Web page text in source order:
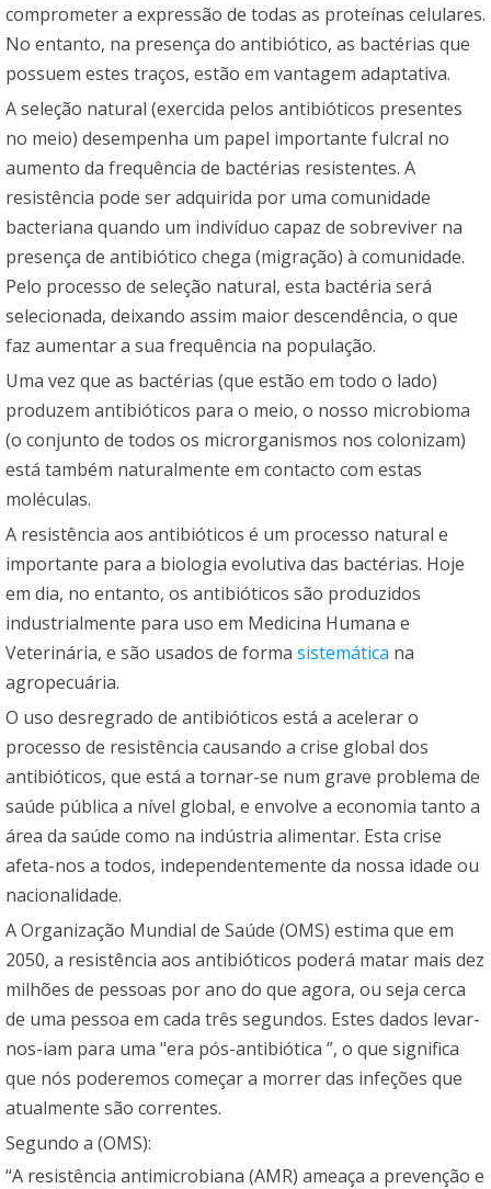
comprometer a expressão de todas as proteínas celulares.
No entanto, na presença do antibiótico, as bactérias que
possuem estes traços, estão em vantagem adaptativa.
A seleção natural (exercida pelos antibióticos presentes
no meio) desempenha um papel importante fulcral no
aumento da frequência de bactérias resistentes. A
resistência pode ser adquirida por uma comunidade
bacteriana quando um indivíduo capaz de sobreviver na
presença de antibiótico chega (migração) à comunidade.
Pelo processo de seleção natural, esta bactéria será
selecionada, deixando assim maior descendência, o que
faz aumentar a sua frequência na população.
Uma vez que as bactérias (que estão em todo o lado)
produzem antibióticos para o meio, o nosso microbioma
(o conjunto de todos os microrganismos nos colonizam)
está também naturalmente em contacto com estas
moléculas.
A resistência aos antibióticos é um processo natural e
importante para a biologia evolutiva das bactérias. Hoje
em dia, no entanto, os antibióticos são produzidos
industrialmente para uso em Medicina Humana e
Veterinária, e são usados de forma sistemática na
agropecuária.
O uso desregrado de antibióticos está a acelerar o
processo de resistência causando a crise global dos
antibióticos, que está a tornar-se num grave problema de
saúde pública a nível global, e envolve a economia tanto a
área da saúde como na indústria alimentar. Esta crise
afeta-nos a todos, independentemente da nossa idade ou
nacionalidade.
A Organização Mundial de Saúde (OMS) estima que em
2050, a resistência aos antibióticos poderá matar mais dez
milhões de pessoas por ano do que agora, ou seja cerca
de uma pessoa em cada três segundos. Estes dados levar-
nos-iam para uma "era pós-antibiótica ”, o que significa
que nós poderemos começar a morrer das infeções que
atualmente são correntes.
Segundo a (OMS):
“A resistência antimicrobiana (AMR) ameaça a prevenção e